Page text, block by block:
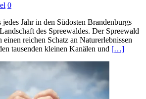
0
Jahr in den Südosten Brandenburgs
des Spreewaldes. Der Spreewald
einen reichen Schatz an Naturerlebnissen
tausenden kleinen Kanälen und […]